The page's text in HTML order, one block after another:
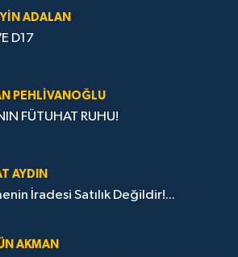
ADALAN
D17
PEHLIVANOĞLU
FÜTUHAT RUHU!
AYDIN
İradesi Satılık Değildir!...
AKMAN